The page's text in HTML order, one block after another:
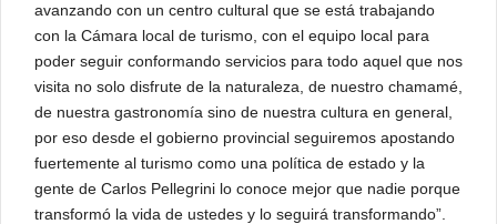
avanzando con un centro cultural que se está trabajando
con la Cámara local de turismo, con el equipo local para
poder seguir conformando servicios para todo aquel que nos
visita no solo disfrute de la naturaleza, de nuestro chamamé,
de nuestra gastronomía sino de nuestra cultura en general,
por eso desde el gobierno provincial seguiremos apostando
fuertemente al turismo como una política de estado y la
gente de Carlos Pellegrini lo conoce mejor que nadie porque
transformó la vida de ustedes y lo seguirá transformando”.